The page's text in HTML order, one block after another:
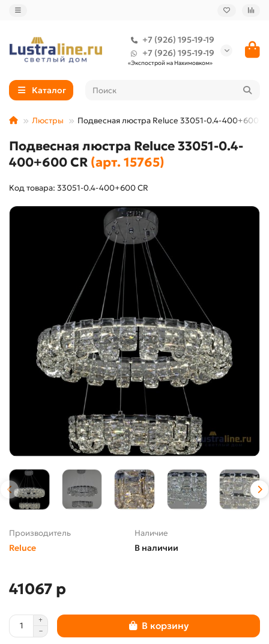
+7 (926) 195-19-19
+7 (926) 195-19-19
«Экспострой на Нахимовком»
Каталог
Люстры Подвесная люстра Reluce 33051-0.4-400+600
Подвесная люстра Reluce 33051-0.4-
400+600 CR (арт. 15765)
Код товара: 33051-0.4-400+600 CR
Производитель
Reluce
Наличие
В наличии
41067 р
В корзину